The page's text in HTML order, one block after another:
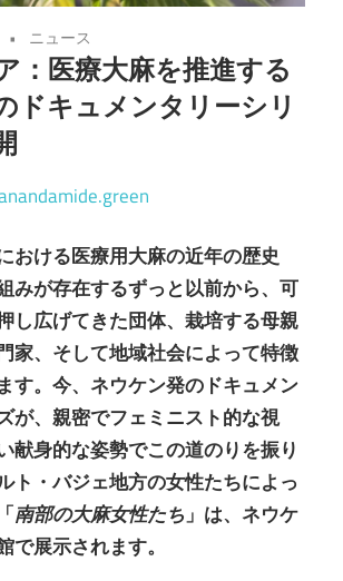
ニュース
：医療大麻を推進する
ドキュメンタリーシリ
おける医療用大麻の近年の歴史
みが存在するずっと以前から、可
し広げてきた団体、栽培する母親
家、そして地域社会によって特徴
す。今、ネウケン発のドキュメン
が、親密でフェミニスト的な視
献身的な姿勢でこの道のりを振り
ト・バジェ地方の女性たちによっ
南部の大麻女性たち」は、ネウケ
で展示されます。